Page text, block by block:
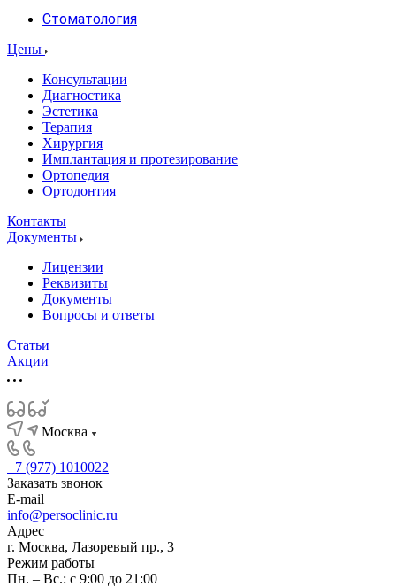
Стоматология
Цены
Консультации
Диагностика
Эстетика
Терапия
Хирургия
Имплантация и протезирование
Ортопедия
Ортодонтия
Контакты
Документы
Лицензии
Реквизиты
Документы
Вопросы и ответы
Статьи
Акции
Москва
+7 (977) 1010022
Заказать звонок
E-mail
info@persoclinic.ru
Адрес
г. Москва, Лазоревый пр., 3
Режим работы
Пн. – Вс.: с 9:00 до 21:00